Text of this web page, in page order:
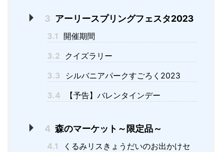
3 アーリースプリングフェスタ2023
3.1
開催期間
3.2
クイズラリー
3.3
シルバニアパークすごろく2023
3.4
【予告】バレンタインデー
4 森のマーケット～限定品～
4.1
くるみリスきょうだいのお出かけセ